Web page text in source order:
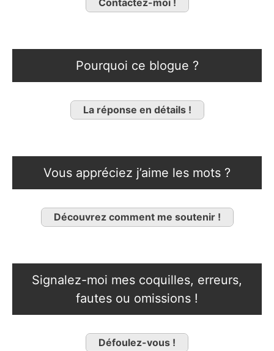
Pourquoi ce blogue ?
La réponse en détails !
Vous appréciez j’aime les mots ?
Découvrez comment me soutenir !
Signalez-moi mes coquilles, erreurs,
fautes ou omissions !
Défoulez-vous !